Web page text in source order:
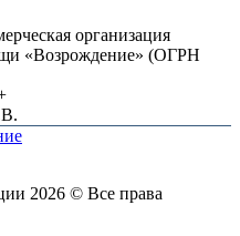
организация
«Возрождение» (ОГРН
2026 © Все права